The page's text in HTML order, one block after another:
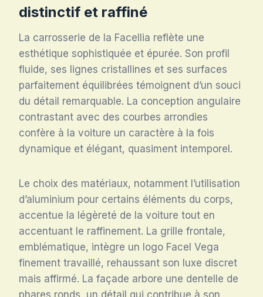
distinctif et raffiné
La carrosserie de la Facellia reflète une
esthétique sophistiquée et épurée. Son profil
fluide, ses lignes cristallines et ses surfaces
parfaitement équilibrées témoignent d’un souci
du détail remarquable. La conception angulaire
contrastant avec des courbes arrondies
confère à la voiture un caractère à la fois
dynamique et élégant, quasiment intemporel.
Le choix des matériaux, notamment l’utilisation
d’aluminium pour certains éléments du corps,
accentue la légèreté de la voiture tout en
accentuant le raffinement. La grille frontale,
emblématique, intègre un logo Facel Vega
finement travaillé, rehaussant son luxe discret
mais affirmé. La façade arbore une dentelle de
phares ronds, un détail qui contribue à son